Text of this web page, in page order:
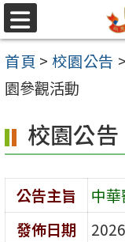
跳至主要內容區
選
單
首頁 > 校園公告 >
園參觀活動
校園公告
公告主旨
中
發佈日期